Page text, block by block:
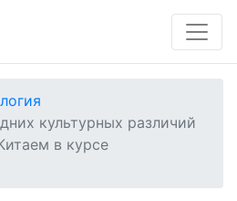
культурных различий
в курсе